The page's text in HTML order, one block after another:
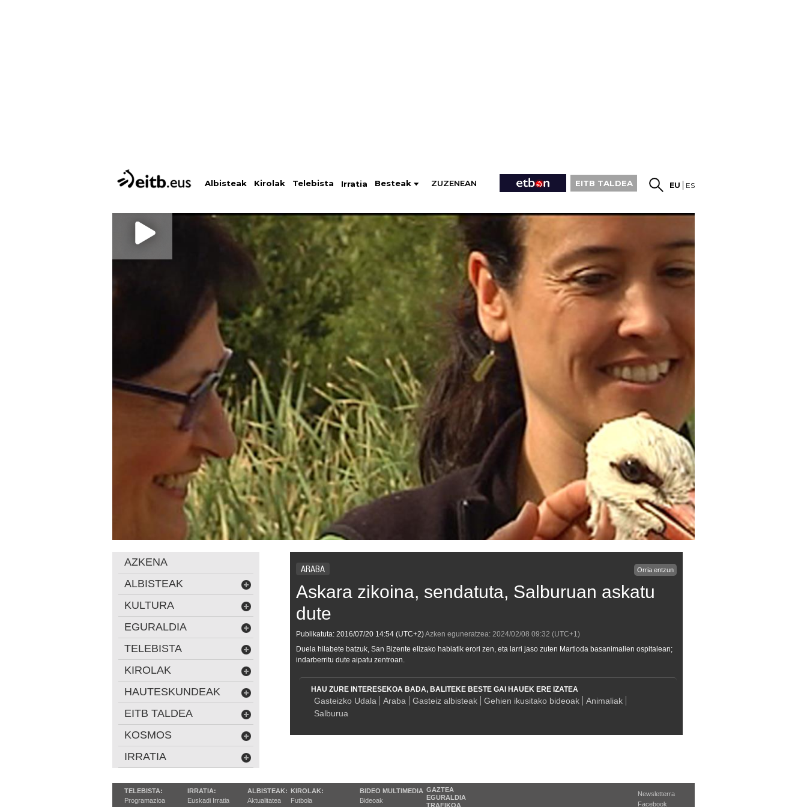
Albisteak Kirolak Telebista Irratia Besteak ZUZENEAN EITB TALDEA EU ES
ARABA Orria entzun
Askara zikoina, sendatuta, Salburuan askatu
dute
Publikatuta: 2016/07/20 14:54 (UTC+2)Azken eguneratzea: 2024/02/08 09:32 (UTC+1)
Duela hilabete batzuk, San Bizente elizako habiatik erori zen, eta larri jaso zuten Martioda basanimalien ospitalean;
indarberritu dute aipatu zentroan.
HAU ZURE INTERESEKOA BADA, BALITEKE BESTE GAI HAUEK ERE IZATEA
Gasteizko Udala Araba Gasteiz albisteak Gehien ikusitako bideoak
Animaliak
Salburua
AZKENA
ALBISTEAK
KULTURA
EGURALDIA
TELEBISTA
KIROLAK
HAUTESKUNDEAK
EITB TALDEA
KOSMOS
IRRATIA
TELEBISTA:
Programazioa
IRRATIA:
Euskadi Irratia
ALBISTEAK:
Aktualitatea
KIROLAK:
Futbola
BIDEO MULTIMEDIA
Bideoak
GAZTEA
EGURALDIA
TRAFIKOA
Newsletterra
Facebook